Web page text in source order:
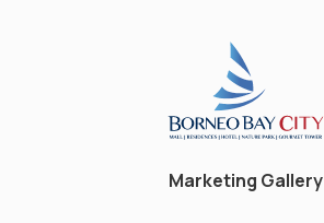
Marketing Gallery